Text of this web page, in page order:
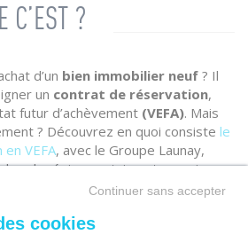
C’EST ?
d’un bien immobilier neuf ? Il
un contrat de réservation,
futur d’achèvement (VEFA). Mais
? Découvrez en quoi consiste le
VEFA, avec le Groupe Launay,
la région nantaise et rennaise.
Continuer sans accepter